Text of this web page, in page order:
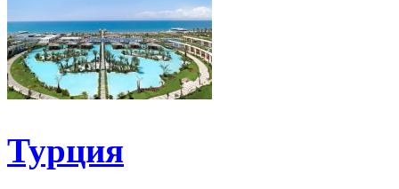
Турция